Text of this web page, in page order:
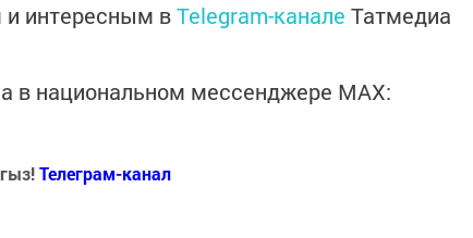
интересным вTelegram-канале Татмедиа
в национальном мессенджере MАХ:
Телеграм-канал